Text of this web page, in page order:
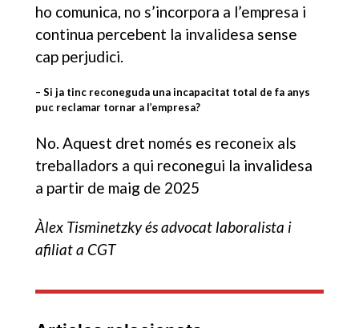
ho comunica, no s’incorpora a l’empresa i
continua percebent la invalidesa sense
cap perjudici.
– Si ja tinc reconeguda una incapacitat total de fa anys
puc reclamar tornar a l’empresa?
No. Aquest dret només es reconeix als
treballadors a qui reconegui la invalidesa
a partir de maig de 2025
Àlex Tisminetzky és advocat laboralista i
afiliat a CGT